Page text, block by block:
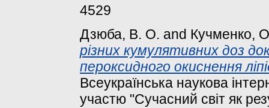
4529
Дзюба, В. О. and Кучменко,
різних кумулятивних доз
пероксидного окиснення
Всеукраїнська наукова
участю "Сучасний світ як